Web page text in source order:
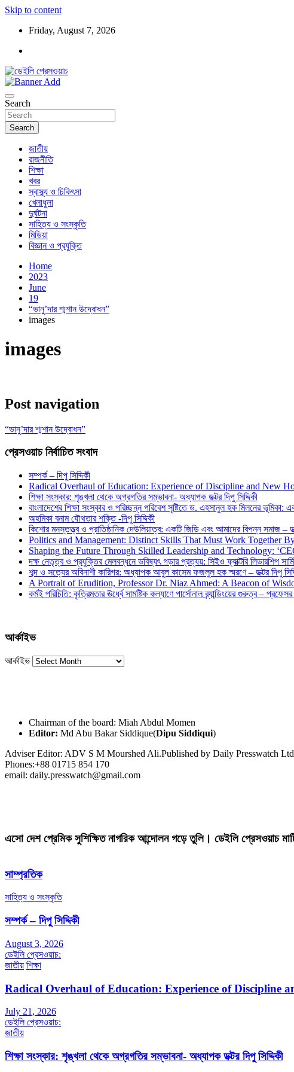
Skip to content
Friday, August 7, 2026
ডেইলি প্রেসওয়াচ
Search
Search
জাতীয়
রাজনীতি
শিক্ষা
খবর
স্বাস্থ্য ও চিকিৎসা
খেলাধুলা
দুর্ঘটনা
সাহিত্য ও সংস্কৃতি
মিডিয়া
বিজ্ঞান ও প্রযুক্তি
Home
2023
June
19
“ভানু’দার শ্মশান উদ্বোধন”
images
images
Post navigation
“ভানু’দার শ্মশান উদ্বোধন”
প্রেসওয়াচ নির্বাচিত সংবাদ
সম্পর্ক – দিপু সিদ্দিকী
Radical Overhaul of Education: Experience of Discipline and New
শিক্ষা সংস্কার: শৃঙ্খলা থেকে অগ্রগতির সম্ভাবনা- অধ্যাপক ডক্টর দিপু সিদ্দিকী
বাংলাদেশের শিক্ষা সংস্কার ও পরিচ্ছন্ন পরিবেশ সৃষ্টিতে ড. এহসানুল হক মিলনের ভূমিকা:
অহমিকা বনাম যৌথতার শক্তি -দিপু সিদ্দিকী
কিশোর মনস্তত্ত্ব ও প্রাতিষ্ঠানিক দেউলিয়াত্ব: একটি জিডি এবং আমাদের বিপন্ন সমাজ –
Politics and Management: Distinct Skills That Must Work Together
Shaping the Future Through Skilled Leadership and Technology:
দক্ষ নেতৃত্ব ও প্রযুক্তির মেলবন্ধনে ভবিষ্যৎ গড়ার প্রত্যয়: সিইও ফ্যাক্টরি লিডারশিপ
শব্দ ও সত্যের অবিনাশী কারিগর: অধ্যাপক আবুল কাসেম ফজলুল হক স্মরণে – ডক্টর দিপু
A Portrait of Erudition, Professor Dr. Niaz Ahmed: A Beacon of
কর্মই পরিচিতি: কৃত্রিমতার ঊর্ধ্বে সামষ্টিক কল্যাণে পার্সোনাল ব্র্যান্ডিংয়ের গুরুত্ব – প্রফেসর
আর্কাইভ
আর্কাইভ
Chairman of the board: Miah Abdul Momen
Editor: Md Abu Bakar Siddique(Dipu Siddiqui)
Adviser Editor: ADV S M Mourshed Ali.Published by Daily Presswatch
Phones:+88 01715 854 170
email: daily.presswatch@gmail.com
এসো দেশ প্রেমিক সুশিক্ষিত নাগরিক আন্দোলন গড়ে তুলি। ডেইলি প্রেসওয়াচ
সাম্প্রতিক
সাহিত্য ও সংস্কৃতি
সম্পর্ক – দিপু সিদ্দিকী
August 3, 2026
ডেইলি প্রেসওয়াচ:
জাতীয় শিক্ষা
Radical Overhaul of Education: Experience of Discipline
July 21, 2026
ডেইলি প্রেসওয়াচ:
জাতীয়
শিক্ষা সংস্কার: শৃঙ্খলা থেকে অগ্রগতির সম্ভাবনা- অধ্যাপক ডক্টর দিপু সিদ্দিকী